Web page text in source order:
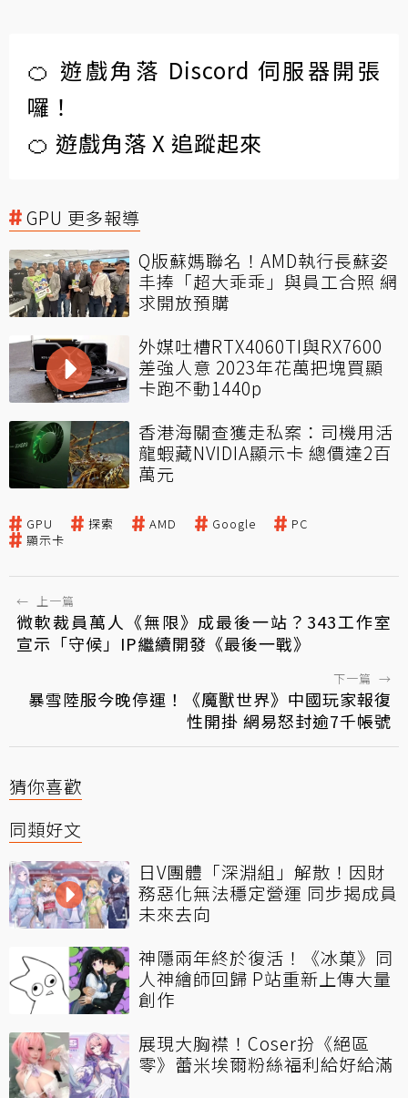
🍊 遊戲角落 Discord 伺服器開張
囉！
🍊 遊戲角落 X 追蹤起來
GPU 更多報導
Q版蘇媽聯名！AMD執行長蘇姿
丰捧「超大乖乖」與員工合照 網
求開放預購
外媒吐槽RTX4060TI與RX7600
差強人意 2023年花萬把塊買顯
卡跑不動1440p
香港海關查獲走私案：司機用活
龍蝦藏NVIDIA顯示卡 總價達2百
萬元
GPU 探索 AMD Google
PC
顯示卡
← 上一篇
微軟裁員萬人《無限》成最後一站？343工作室
宣示「守候」IP繼續開發《最後一戰》
下一篇 →
暴雪陸服今晚停運！《魔獸世界》中國玩家報復
性開掛 網易怒封逾7千帳號
猜你喜歡
同類好文
日V團體「深淵組」解散！因財
務惡化無法穩定營運 同步揭成員
未來去向
神隱兩年終於復活！《冰菓》同
人神繪師回歸 P站重新上傳大量
創作
展現大胸襟！Coser扮《絕區
零》蕾米埃爾粉絲福利給好給滿